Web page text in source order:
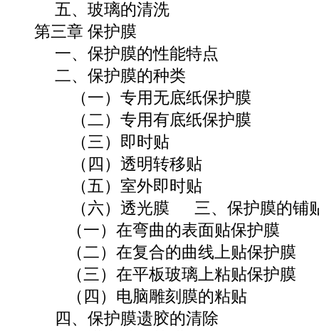
五、玻璃的清洗
第三章 保护膜
一、保护膜的性能特点
二、保护膜的种类
（一）专用无底纸保护膜
（二）专用有底纸保护膜
（三）即时贴
（四）透明转移贴
（五）室外即时贴
（六）透光膜 三、保护膜的铺
（一）在弯曲的表面贴保护膜
（二）在复合的曲线上贴保护膜
（三）在平板玻璃上粘贴保护膜
（四）电脑雕刻膜的粘贴
四、保护膜遗胶的清除